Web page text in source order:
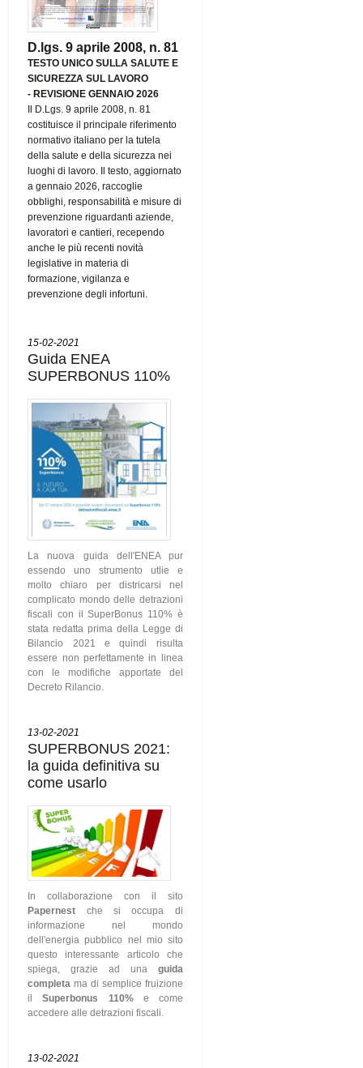
D.lgs. 9 aprile 2008, n. 81
TESTO UNICO SULLA SALUTE E
SICUREZZA SUL LAVORO
- REVISIONE GENNAIO 2026
Il D.Lgs. 9 aprile 2008, n. 81
costituisce il principale riferimento
normativo italiano per la tutela
della salute e della sicurezza nei
luoghi di lavoro. Il testo, aggiornato
a gennaio 2026, raccoglie
obblighi, responsabilità e misure di
prevenzione riguardanti aziende,
lavoratori e cantieri, recependo
anche le più recenti novità
legislative in materia di
formazione, vigilanza e
prevenzione degli infortuni.
15-02-2021
Guida ENEA
SUPERBONUS 110%
La nuova guida dell'ENEA pur
essendo uno strumento utlie e
molto chiaro per districarsi nel
complicato mondo delle detrazioni
fiscali con il SuperBonus 110% è
stata redatta prima della Legge di
Bilancio 2021 e quindi risulta
essere non perfettamente in linea
con le modifiche apportate del
Decreto Rilancio.
13-02-2021
SUPERBONUS 2021:
la guida definitiva su
come usarlo
In collaborazione con il sito
Papernest che si occupa di
informazione nel mondo
dell'energia pubblico nel mio sito
questo interessante articolo che
spiega, grazie ad una guida
completa ma di semplice fruizione
ilSuperbonus 110%e come
accedere alle detrazioni fiscali.
13-02-2021